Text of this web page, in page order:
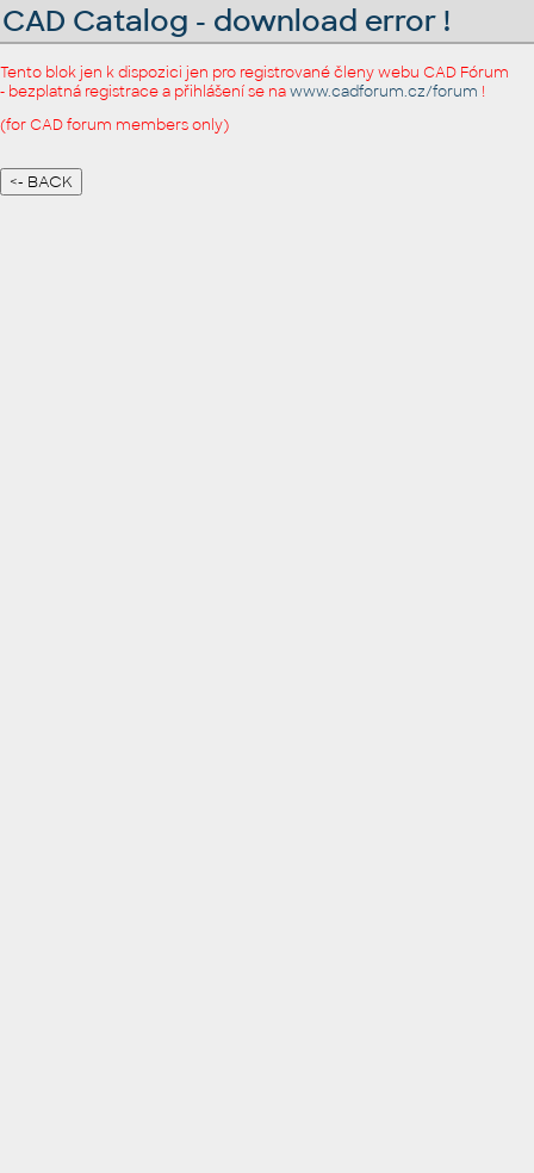
CAD Catalog - download error !
Tento blok jen k dispozici jen pro registrované členy webu CAD Fórum
- bezplatná registrace a přihlášení se nawww.cadforum.cz/forum !
(for CAD forum members only)